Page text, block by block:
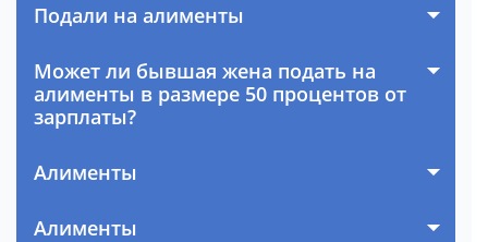
Подали на алименты
Может ли бывшая жена подать на
алименты в размере 50 процентов от
зарплаты?
Алименты
Алименты